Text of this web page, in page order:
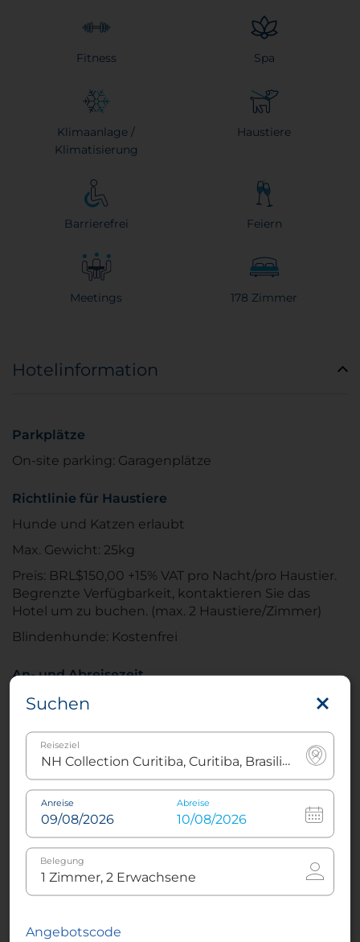
Fitness Spa
Klimaanlage /
Klimatisierung
Haustiere
Barrierefrei Feiern
Meetings 178 Zimmer
Hotelinformation
Parkplätze
On-site parking: Garagenplätze
Richtlinie für Haustiere
Hunde und Katzen erlaubt
Max. Gewicht: 25kg
Preis: BRL$150,00 +15% VAT pro Nacht/pro Haustier.
Begrenzte Verfügbarkeit, kontaktieren Sie das
Hotel um zu buchen. (max. 2 Haustiere/Zimmer)
Blindenhunde: Kostenfrei
An- und Abreisezeit
Anreise: 15:00
(Lazy Sundays: 15:00)
Raucher-Richtlinie
100 % Nichtraucherhotel
ImNH Collection Curitiba, ehemals NH Curitiba
The Five Hotel, genießen den Komfort eines
brandneuen Hotels. Es befindet sich im Shopping-
Viertel Batel, wo sich einige der besten Bars und
Suchen
Reiseziel
Anreise Abreise
Belegung
Angebotscode